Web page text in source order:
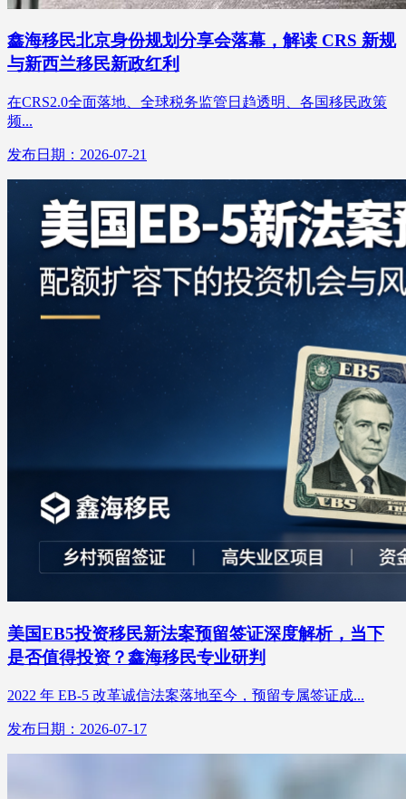
鑫海移民北京身份规划分享会落幕，解读 CRS 新规
与新西兰移民新政红利
在CRS2.0全面落地、全球税务监管日趋透明、各国移民政策
频...
发布日期：2026-07-21
美国EB5投资移民新法案预留签证深度解析，当下
是否值得投资？鑫海移民专业研判
2022 年 EB-5 改革诚信法案落地至今，预留专属签证成...
发布日期：2026-07-17